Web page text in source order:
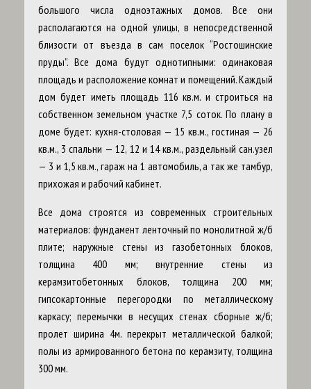
большого числа одноэтажных домов. Все они
располагаются на одной улицы, в непосредственной
близости от въезда в сам поселок “Ростошинские
пруды”. Все дома будут однотипными: одинаковая
площадь и расположение комнат и помещений. Каждый
дом будет иметь площадь 116 кв.м. и строиться на
собственном земельном участке 7,5 соток. По плану в
доме будет: кухня-столовая — 15 кв.м., гостиная — 26
кв.м., 3 спальни — 12, 12 и 14 кв.м., раздельный сан.узел
— 3 и 1,5 кв.м., гараж на 1 автомобиль, а так же тамбур,
прихожая и рабочий кабинет.
Все дома строятся из современных строительных
материалов: фундамент ленточный по монолитной ж/б
плите; наружные стены из газобетонных блоков,
толщина 400 мм; внутренние стены из
керамзитобетонных блоков, толщина 200 мм;
гипсокартонные перегородки по металлическому
каркасу; перемычки в несущих стенах сборные ж/б;
пролет ширина 4м. перекрыт металлической балкой;
полы из армированного бетона по керамзиту, толщина
300 мм.